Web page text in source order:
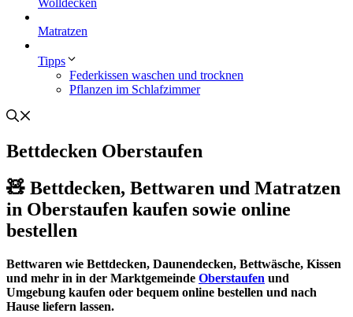
Wolldecken
Matratzen
Tipps
Federkissen waschen und trocknen
Pflanzen im Schlafzimmer
Bettdecken Oberstaufen
🧸 Bettdecken, Bettwaren und Matratzen
in Oberstaufen kaufen sowie online
bestellen
Bettwaren wie Bettdecken, Daunendecken, Bettwäsche, Kissen
und mehr in in der Marktgemeinde Oberstaufen und
Umgebung kaufen oder bequem online bestellen und nach
Hause liefern lassen.